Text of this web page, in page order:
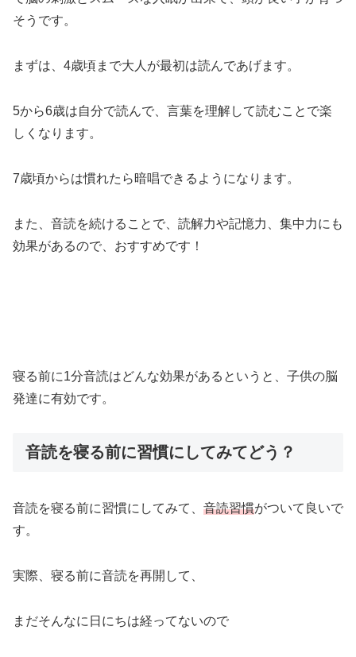
そうです。
まずは、4歳頃まで大人が最初は読んであげます。
5から6歳は自分で読んで、言葉を理解して読むことで楽
しくなります。
7歳頃からは慣れたら暗唱できるようになります。
また、音読を続けることで、読解力や記憶力、集中力にも
効果があるので、おすすめです！
寝る前に1分音読はどんな効果があるというと、子供の脳
発達に有効です。
音読を寝る前に習慣にしてみてどう？
音読を寝る前に習慣にしてみて、 音読習慣がついて良いで
す。
実際、寝る前に音読を再開して、
まだそんなに日にちは経ってないので